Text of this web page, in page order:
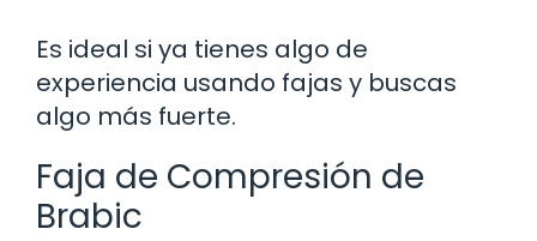
Es ideal si ya tienes algo de
experiencia usando fajas y buscas
algo más fuerte.
Faja de Compresión de
Brabic